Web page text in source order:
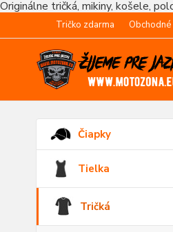
Originálne tričká, mikiny, košele,
Tričko zdarma
Čiapky
Tielka
Tričká